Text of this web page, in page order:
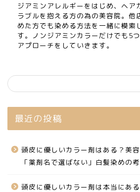
ジアミンアレルギーをはじめ、ヘア
ラブルを抱える方の為の美容院。他
めた方でも染める方法を一緒に模索
す。ノンジアミンカラーだけでも5
アプローチをしていきます。
最近の投稿
頭皮に優しいカラー剤はある？美
「薬剤名で選ばない」白髪染めの
頭皮に優しいカラー剤は本当にあ